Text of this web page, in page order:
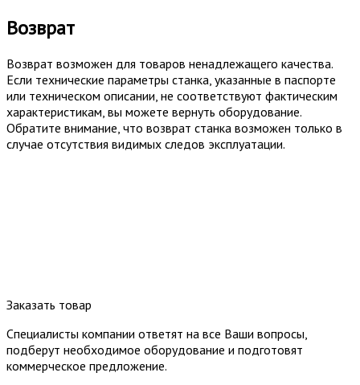
Возврат
Возврат возможен для товаров ненадлежащего качества.
Если технические параметры станка, указанные в паспорте
или техническом описании, не соответствуют фактическим
характеристикам, вы можете вернуть оборудование.
Обратите внимание, что возврат станка возможен только в
случае отсутствия видимых следов эксплуатации.
Заказать товар
Специалисты компании ответят на все Ваши вопросы,
подберут необходимое оборудование и подготовят
коммерческое предложение.